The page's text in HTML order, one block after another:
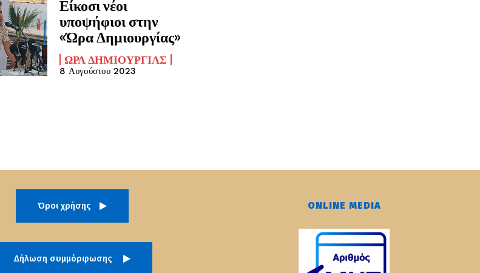
Είκοσι νέοι
υποψήφιοι στην
«Ώρα Δημιουργίας»
ΏΡΑ ΔΗΜΙΟΥΡΓΊΑΣ
8 Αυγούστου 2023
Όροι χρήσης
Δήλωση συμμόρφωσης
ONLINE MEDIA